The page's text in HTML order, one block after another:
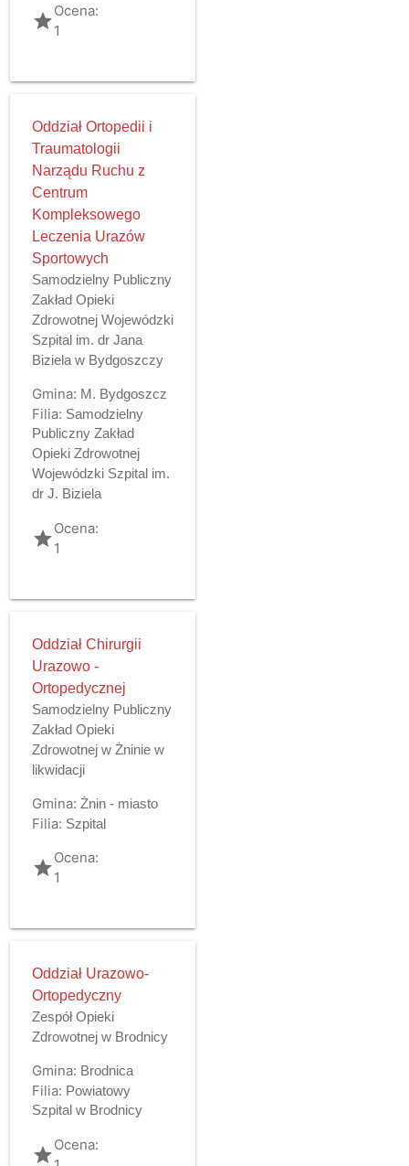
gradeOcena:
1
Oddział Ortopedii i
Traumatologii
Narządu Ruchu z
Centrum
Kompleksowego
Leczenia Urazów
Sportowych
Samodzielny Publiczny
Zakład Opieki
Zdrowotnej Wojewódzki
Szpital im. dr Jana
Biziela w Bydgoszczy
Gmina: M. Bydgoszcz
Filia: Samodzielny
Publiczny Zakład
Opieki Zdrowotnej
Wojewódzki Szpital im.
dr J. Biziela
gradeOcena:
1
Oddział Chirurgii
Urazowo -
Ortopedycznej
Samodzielny Publiczny
Zakład Opieki
Zdrowotnej w Żninie w
likwidacji
Gmina: Żnin - miasto
Filia: Szpital
gradeOcena:
1
Oddział Urazowo-
Ortopedyczny
Zespół Opieki
Zdrowotnej w Brodnicy
Gmina: Brodnica
Filia: Powiatowy
Szpital w Brodnicy
gradeOcena: